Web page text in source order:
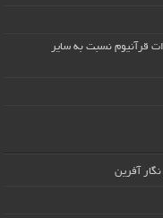
قرآنیوم نسبت به سایر
آفرین